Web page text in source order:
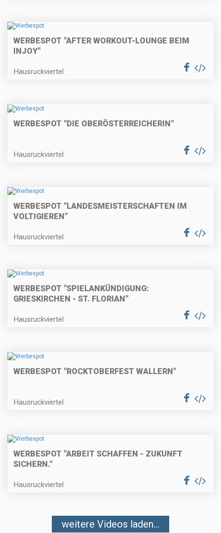
WERBESPOT "AFTER WORKOUT-LOUNGE BEIM
INJOY"
Hausruckviertel
WERBESPOT "DIE OBERÖSTERREICHERIN"
Hausruckviertel
WERBESPOT "LANDESMEISTERSCHAFTEN IM
VOLTIGIEREN"
Hausruckviertel
WERBESPOT "SPIELANKÜNDIGUNG:
GRIESKIRCHEN - ST. FLORIAN"
Hausruckviertel
WERBESPOT "ROCKTOBERFEST WALLERN"
Hausruckviertel
WERBESPOT "ARBEIT SCHAFFEN - ZUKUNFT
SICHERN."
Hausruckviertel
weitere Videos laden...